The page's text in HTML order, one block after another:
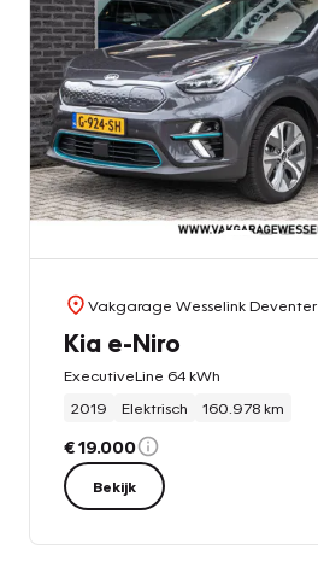
Vakgarage Wesselink Deventer
Kia e-Niro
ExecutiveLine 64 kWh
2019
Elektrisch 160.978 km
€ 19.000
Bekijk